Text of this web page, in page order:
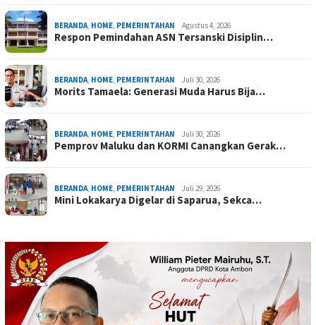
BERANDA, HOME, PEMERINTAHAN Agustus 4, 2026
Respon Pemindahan ASN Tersanski Disiplin…
BERANDA, HOME, PEMERINTAHAN Juli 30, 2026
Morits Tamaela: Generasi Muda Harus Bija…
BERANDA, HOME, PEMERINTAHAN Juli 30, 2026
Pemprov Maluku dan KORMI Canangkan Gerak…
BERANDA, HOME, PEMERINTAHAN Juli 29, 2026
Mini Lokakarya Digelar di Saparua, Sekca…